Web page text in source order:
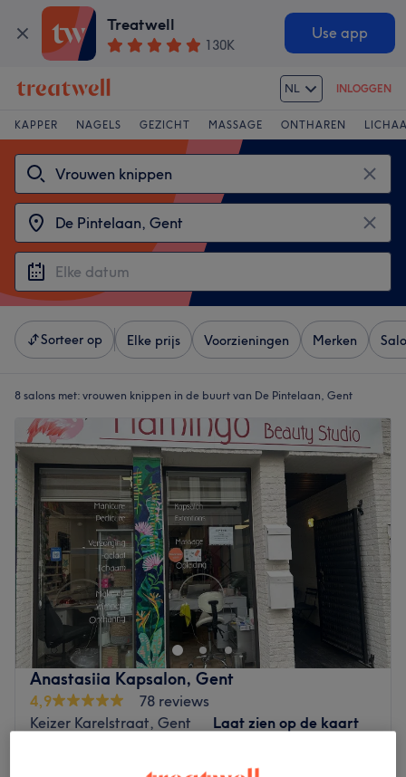
Treatwell
130K
Use app
NL INLOGGEN
KAPPER NAGELS GEZICHT MASSAGE ONTHAREN
Sorteer op Elke prijs Voorzieningen Merken
8 salons met: vrouwen knippen in de buurt van De Pintelaan, Gent
Anastasiia Kapsalon, Gent
4,9
78 reviews
Keizer Karelstraat, Gent
Laat zien op de kaart